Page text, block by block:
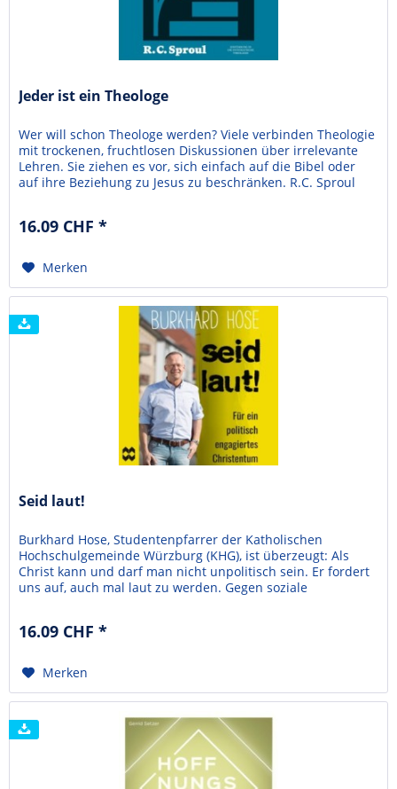
Jeder ist ein Theologe
Wer will schon Theologe werden? Viele verbinden Theologie
mit trockenen, fruchtlosen Diskussionen über irrelevante
Lehren. Sie ziehen es vor, sich einfach auf die Bibel oder
auf ihre Beziehung zu Jesus zu beschränken. R.C. Sproul
eine Lehre der Bibel nachdenken,...
16.09 CHF *
Merken
Seid laut!
Burkhard Hose, Studentenpfarrer der Katholischen
Hochschulgemeinde Würzburg (KHG), ist überzeugt: Als
Christ kann und darf man nicht unpolitisch sein. Er fordert
uns auf, auch mal laut zu werden. Gegen soziale
und aushöhlt. Stattdessen stellt der engagierte...
16.09 CHF *
Merken